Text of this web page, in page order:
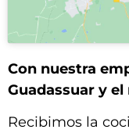
Con nuestra
Guadassuar y
Recibimos la